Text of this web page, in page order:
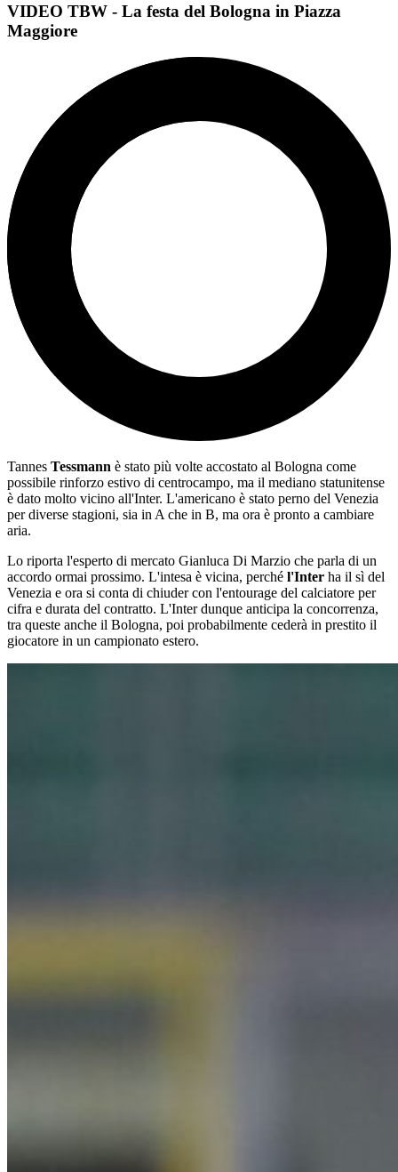
VIDEO TBW - La festa del Bologna in Piazza
Maggiore
Tannes Tessmann è stato più volte accostato al Bologna come
possibile rinforzo estivo di centrocampo, ma il mediano statunitense
è dato molto vicino all'Inter. L'americano è stato perno del Venezia
per diverse stagioni, sia in A che in B, ma ora è pronto a cambiare
aria.
Lo riporta l'esperto di mercato Gianluca Di Marzio che parla di un
accordo ormai prossimo. L'intesa è vicina, perché l'Inter ha il sì del
Venezia e ora si conta di chiuder con l'entourage del calciatore per
cifra e durata del contratto. L'Inter dunque anticipa la concorrenza,
tra queste anche il Bologna, poi probabilmente cederà in prestito il
giocatore in un campionato estero.